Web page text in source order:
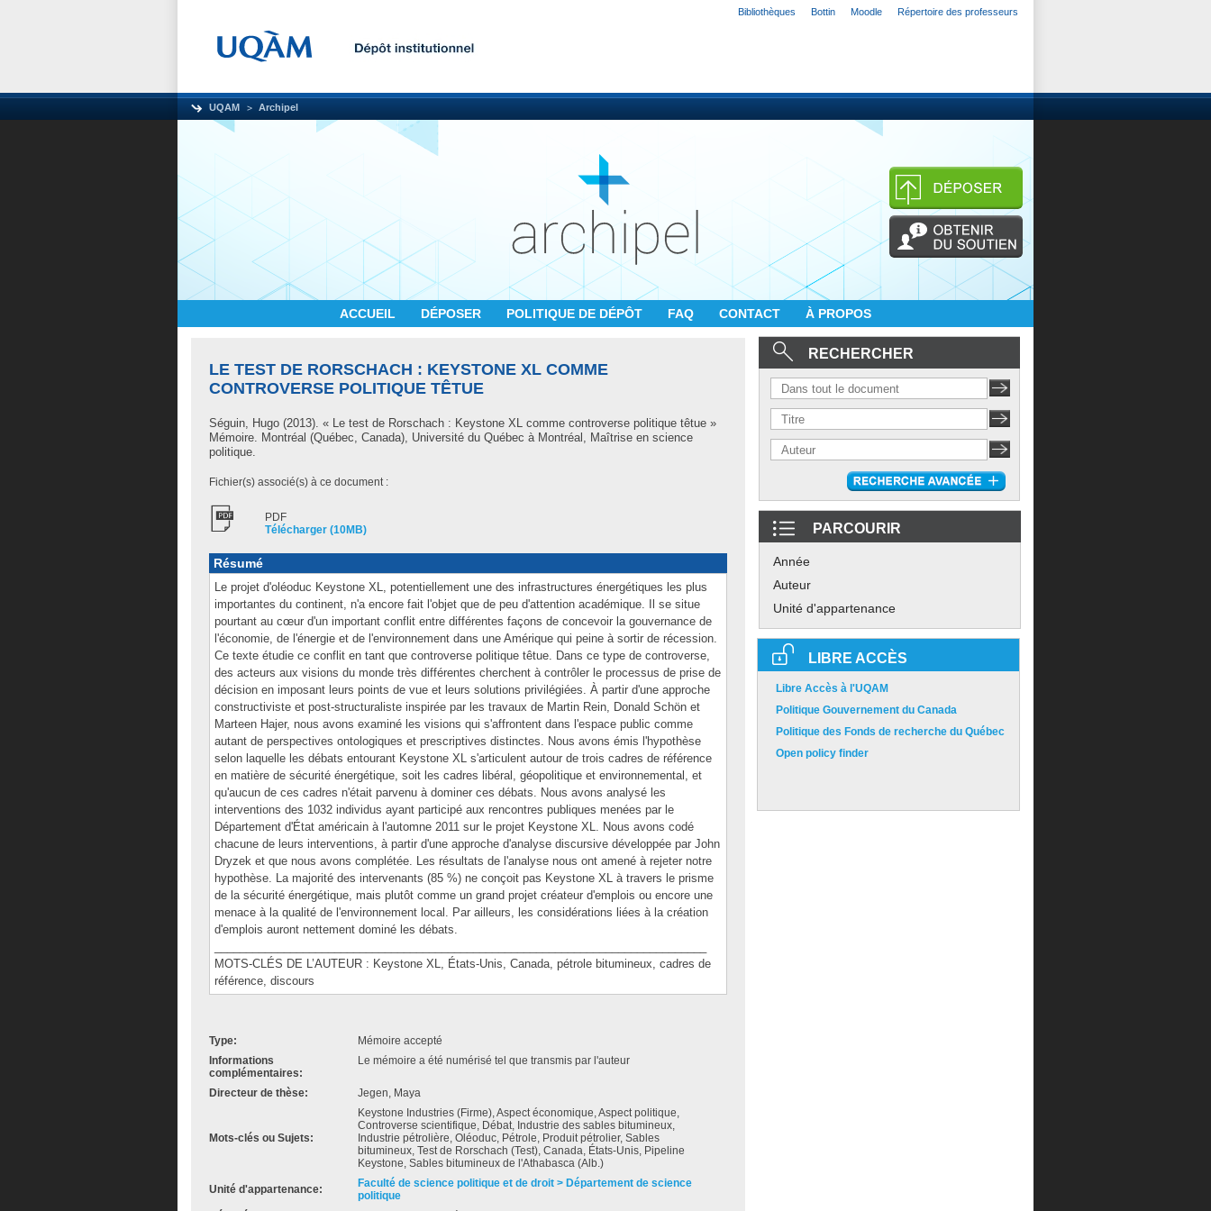
Bibliothèques Bottin Moodle Répertoire des professeurs
UQAM Archipel
ACCUEIL DÉPOSER POLITIQUE DE DÉPÔT FAQ CONTACT À PROPOS
LE TEST DE RORSCHACH : KEYSTONE XL COMME
CONTROVERSE POLITIQUE TÊTUE
Séguin, Hugo (2013). « Le test de Rorschach : Keystone XL comme controverse politique têtue »
Mémoire. Montréal (Québec, Canada), Université du Québec à Montréal, Maîtrise en science
politique.
Fichier(s) associé(s) à ce document :
PDF
Télécharger (10MB)
Résumé
Le projet d'oléoduc Keystone XL, potentiellement une des infrastructures énergétiques les plus
importantes du continent, n'a encore fait l'objet que de peu d'attention académique. Il se situe
pourtant au cœur d'un important conflit entre différentes façons de concevoir la gouvernance de
l'économie, de l'énergie et de l'environnement dans une Amérique qui peine à sortir de récession.
Ce texte étudie ce conflit en tant que controverse politique têtue. Dans ce type de controverse,
des acteurs aux visions du monde très différentes cherchent à contrôler le processus de prise de
décision en imposant leurs points de vue et leurs solutions privilégiées. À partir d'une approche
constructiviste et post-structuraliste inspirée par les travaux de Martin Rein, Donald Schön et
Marteen Hajer, nous avons examiné les visions qui s'affrontent dans l'espace public comme
autant de perspectives ontologiques et prescriptives distinctes. Nous avons émis l'hypothèse
selon laquelle les débats entourant Keystone XL s'articulent autour de trois cadres de référence
en matière de sécurité énergétique, soit les cadres libéral, géopolitique et environnemental, et
qu'aucun de ces cadres n'était parvenu à dominer ces débats. Nous avons analysé les
interventions des 1032 individus ayant participé aux rencontres publiques menées par le
Département d'État américain à l'automne 2011 sur le projet Keystone XL. Nous avons codé
chacune de leurs interventions, à partir d'une approche d'analyse discursive développée par John
Dryzek et que nous avons complétée. Les résultats de l'analyse nous ont amené à rejeter notre
hypothèse. La majorité des intervenants (85 %) ne conçoit pas Keystone XL à travers le prisme
de la sécurité énergétique, mais plutôt comme un grand projet créateur d'emplois ou encore une
menace à la qualité de l'environnement local. Par ailleurs, les considérations liées à la création
d'emplois auront nettement dominé les débats.
MOTS-CLÉS DE L’AUTEUR : Keystone XL, États-Unis, Canada, pétrole bitumineux, cadres de
référence, discours
Type:
Mémoire accepté
Informations
complémentaires:
Le mémoire a été numérisé tel que transmis par l'auteur
Directeur de thèse: Jegen, Maya
Mots-clés ou Sujets:
Keystone Industries (Firme), Aspect économique, Aspect politique,
Controverse scientifique, Débat, Industrie des sables bitumineux,
Industrie pétrolière, Oléoduc, Pétrole, Produit pétrolier, Sables
bitumineux, Test de Rorschach (Test), Canada, États-Unis, Pipeline
Keystone, Sables bitumineux de l'Athabasca (Alb.)
Unité d'appartenance:
Faculté de science politique et de droit > Département de science
politique
RECHERCHER
PARCOURIR
Année
Auteur
Unité d'appartenance
LIBRE ACCÈS
Libre Accès à l'UQAM
Politique Gouvernement du Canada
Politique des Fonds de recherche du Québec
Open policy finder